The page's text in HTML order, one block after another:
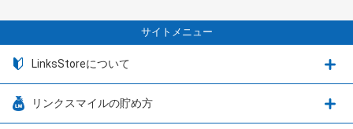
サイトメニュー
LinksStoreについて
リンクスマイルの貯め方